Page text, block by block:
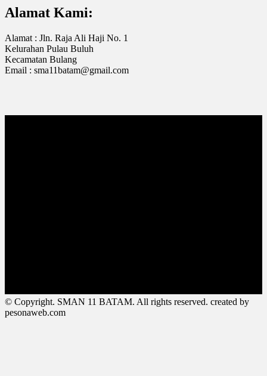
Alamat Kami:
Alamat : Jln. Raja Ali Haji No. 1
Kelurahan Pulau Buluh
Kecamatan Bulang
Email : sma11batam@gmail.com
© Copyright. SMAN 11 BATAM. All rights reserved. created by
pesonaweb.com